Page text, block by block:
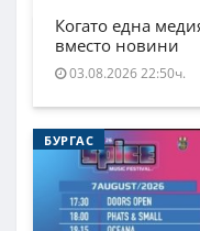
Когато една
вместо новини
03.08.2026 22:50ч.
БУРГАС